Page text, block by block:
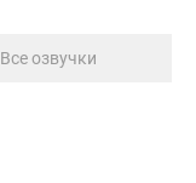
Все озвучки